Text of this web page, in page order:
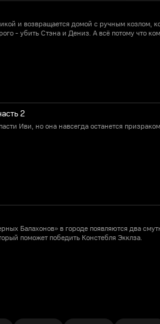
и возвращается домой с ручным козлом,
- убить Стэна и Дениз. А всё потому что
2
Иви, но она навсегда останется
Балахонов» в городе появляются два
поможет победить Констебля Экклза.